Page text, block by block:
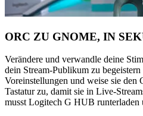
ORC ZU GNOME, IN
Verändere und verwandle deine
dein Stream-Publikum zu
Voreinstellungen und weise sie den
Tastatur zu, damit sie in Live-
musst Logitech G HUB runterladen